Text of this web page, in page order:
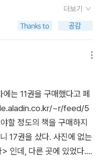
결정도, 지금 곳곳에서 일
들이 자라서 주진우라는
내시의 부자아들은 뭐가
리프턴 패디먼 * * *안녕
의 산』을 소개해 볼까 합
도시 뤼벡에서 부유한 곡
의 중심도시인 뤼벡에서
자전적 소설인 『부덴브
버지에게서는 엄격하고
, 어머니에게서는 예술적
에 위치한 뤼벡은 13세기
불리며 독일무역의 중심
에 위치한 이 도시는 토마
안긴 작품인 『부덴브로
더보기
는 11권을 구매했다고 페
~r/feed/5
할 정도의 책을 구매하지
17권을 샀다. 사진에 없는
인데, 다른 곳에 있었다.